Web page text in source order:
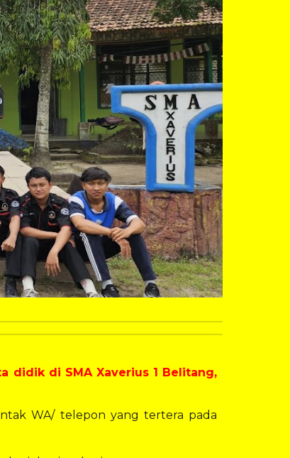
didik di SMA Xaverius 1 Belitang,
WA/ telepon yang tertera pada